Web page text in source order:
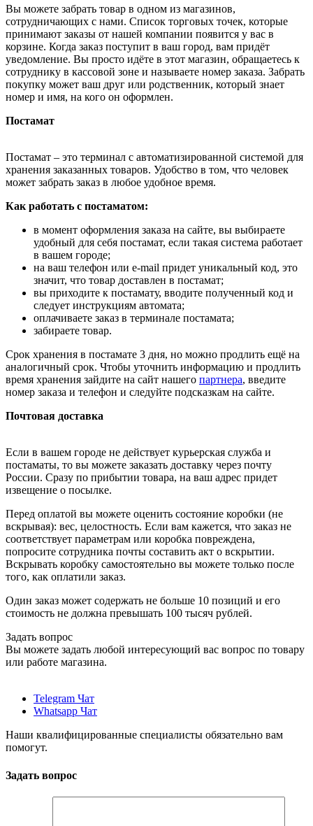
Вы можете забрать товар в одном из магазинов,
сотрудничающих с нами. Список торговых точек, которые
принимают заказы от нашей компании появится у вас в
корзине. Когда заказ поступит в ваш город, вам придёт
уведомление. Вы просто идёте в этот магазин, обращаетесь к
сотруднику в кассовой зоне и называете номер заказа. Забрать
покупку может ваш друг или родственник, который знает
номер и имя, на кого он оформлен.
Постамат
Постамат – это терминал с автоматизированной системой для
хранения заказанных товаров. Удобство в том, что человек
может забрать заказ в любое удобное время.
Как работать с постаматом:
в момент оформления заказа на сайте, вы выбираете
удобный для себя постамат, если такая система работает
в вашем городе;
на ваш телефон или e-mail придет уникальный код, это
значит, что товар доставлен в постамат;
вы приходите к постамату, вводите полученный код и
следует инструкциям автомата;
оплачиваете заказ в терминале постамата;
забираете товар.
Срок хранения в постамате 3 дня, но можно продлить ещё на
аналогичный срок. Чтобы уточнить информацию и продлить
время хранения зайдите на сайт нашего партнера, введите
номер заказа и телефон и следуйте подсказкам на сайте.
Почтовая доставка
Если в вашем городе не действует курьерская служба и
постаматы, то вы можете заказать доставку через почту
России. Сразу по прибытии товара, на ваш адрес придет
извещение о посылке.
Перед оплатой вы можете оценить состояние коробки (не
вскрывая): вес, целостность. Если вам кажется, что заказ не
соответствует параметрам или коробка повреждена,
попросите сотрудника почты составить акт о вскрытии.
Вскрывать коробку самостоятельно вы можете только после
того, как оплатили заказ.
Один заказ может содержать не больше 10 позиций и его
стоимость не должна превышать 100 тысяч рублей.
Задать вопрос
Вы можете задать любой интересующий вас вопрос по товару
или работе магазина.
Telegram Чат
Whatsapp Чат
Наши квалифицированные специалисты обязательно вам
помогут.
Задать вопрос